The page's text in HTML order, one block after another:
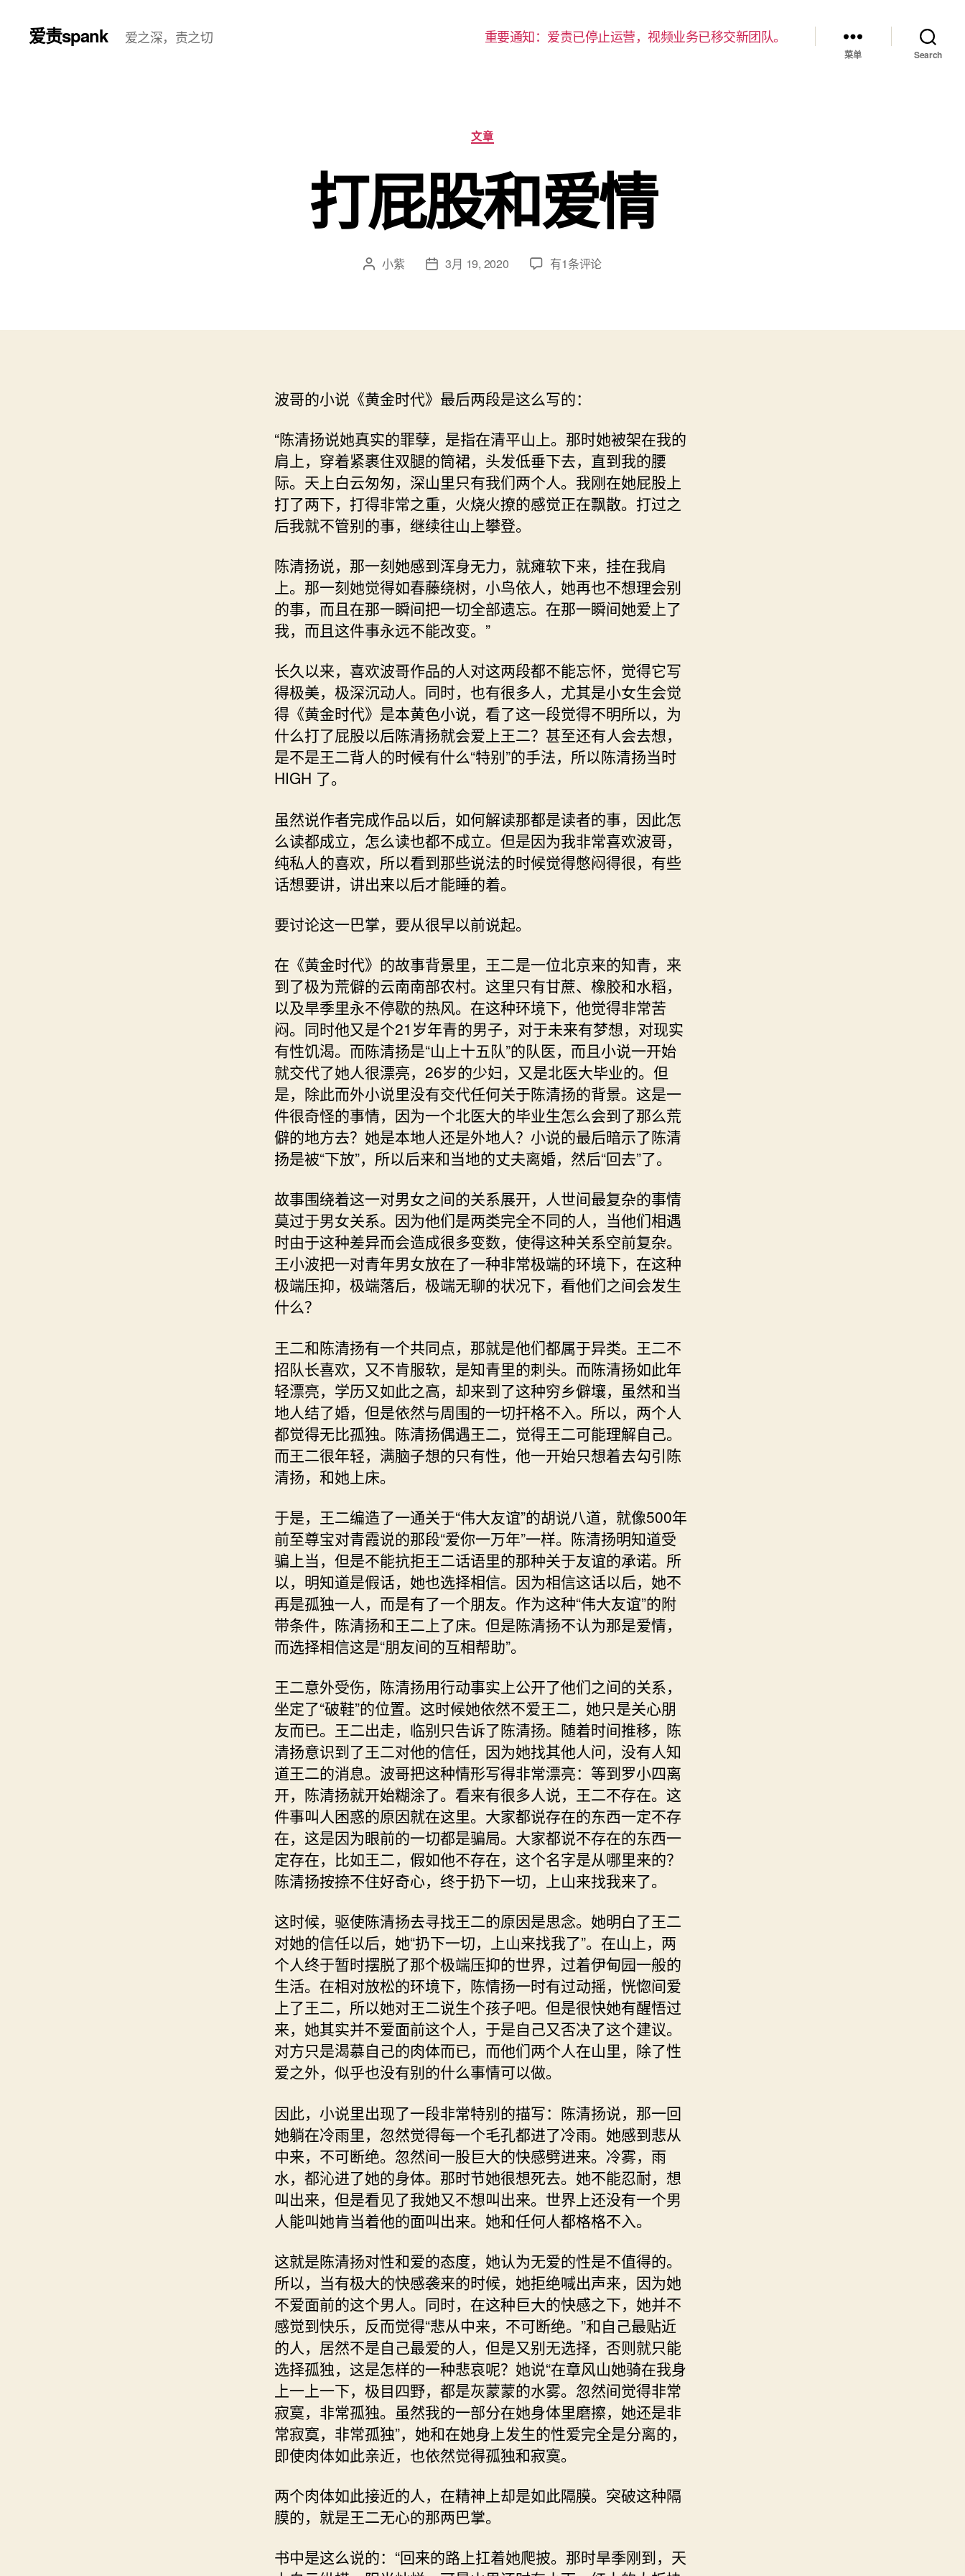
爱责spank 爱之深，责之切 重要通知：爱责已停止运营，视频业务已移交新团队。
菜单 Search
分
类
文章
打屁股和爱情
文 小紫
发 3月 19, 2020
打
爱
有1条评论
波哥的小说《黄金时代》最后两段是这么写的：
“陈清扬说她真实的罪孽，是指在清平山上。那时她被架在我的
肩上，穿着紧裹住双腿的筒裙，头发低垂下去，直到我的腰
际。天上白云匆匆，深山里只有我们两个人。我刚在她屁股上
打了两下，打得非常之重，火烧火撩的感觉正在飘散。打过之
后我就不管别的事，继续往山上攀登。
陈清扬说，那一刻她感到浑身无力，就瘫软下来，挂在我肩
上。那一刻她觉得如春藤绕树，小鸟依人，她再也不想理会别
的事，而且在那一瞬间把一切全部遗忘。在那一瞬间她爱上了
我，而且这件事永远不能改变。”
长久以来，喜欢波哥作品的人对这两段都不能忘怀，觉得它写
得极美，极深沉动人。同时，也有很多人，尤其是小女生会觉
得《黄金时代》是本黄色小说，看了这一段觉得不明所以，为
什么打了屁股以后陈清扬就会爱上王二？甚至还有人会去想，
是不是王二背人的时候有什么“特别”的手法，所以陈清扬当时
HIGH 了。
虽然说作者完成作品以后，如何解读那都是读者的事，因此怎
么读都成立，怎么读也都不成立。但是因为我非常喜欢波哥，
纯私人的喜欢，所以看到那些说法的时候觉得憋闷得很，有些
话想要讲，讲出来以后才能睡的着。
要讨论这一巴掌，要从很早以前说起。
在《黄金时代》的故事背景里，王二是一位北京来的知青，来
到了极为荒僻的云南南部农村。这里只有甘蔗、橡胶和水稻，
以及旱季里永不停歇的热风。在这种环境下，他觉得非常苦
闷。同时他又是个21岁年青的男子，对于未来有梦想，对现实
有性饥渴。而陈清扬是“山上十五队”的队医，而且小说一开始
就交代了她人很漂亮，26岁的少妇，又是北医大毕业的。但
是，除此而外小说里没有交代任何关于陈清扬的背景。这是一
件很奇怪的事情，因为一个北医大的毕业生怎么会到了那么荒
僻的地方去？她是本地人还是外地人？小说的最后暗示了陈清
扬是被“下放”，所以后来和当地的丈夫离婚，然后“回去”了。
故事围绕着这一对男女之间的关系展开，人世间最复杂的事情
莫过于男女关系。因为他们是两类完全不同的人，当他们相遇
时由于这种差异而会造成很多变数，使得这种关系空前复杂。
王小波把一对青年男女放在了一种非常极端的环境下，在这种
极端压抑，极端落后，极端无聊的状况下，看他们之间会发生
什么？
王二和陈清扬有一个共同点，那就是他们都属于异类。王二不
招队长喜欢，又不肯服软，是知青里的刺头。而陈清扬如此年
轻漂亮，学历又如此之高，却来到了这种穷乡僻壤，虽然和当
地人结了婚，但是依然与周围的一切扞格不入。所以，两个人
都觉得无比孤独。陈清扬偶遇王二，觉得王二可能理解自己。
而王二很年轻，满脑子想的只有性，他一开始只想着去勾引陈
清扬，和她上床。
于是，王二编造了一通关于“伟大友谊”的胡说八道，就像500年
前至尊宝对青霞说的那段“爱你一万年”一样。陈清扬明知道受
骗上当，但是不能抗拒王二话语里的那种关于友谊的承诺。所
以，明知道是假话，她也选择相信。因为相信这话以后，她不
再是孤独一人，而是有了一个朋友。作为这种“伟大友谊”的附
带条件，陈清扬和王二上了床。但是陈清扬不认为那是爱情，
而选择相信这是“朋友间的互相帮助”。
王二意外受伤，陈清扬用行动事实上公开了他们之间的关系，
坐定了“破鞋”的位置。这时候她依然不爱王二，她只是关心朋
友而已。王二出走，临别只告诉了陈清扬。随着时间推移，陈
清扬意识到了王二对他的信任，因为她找其他人问，没有人知
道王二的消息。波哥把这种情形写得非常漂亮：等到罗小四离
开，陈清扬就开始糊涂了。看来有很多人说，王二不存在。这
件事叫人困惑的原因就在这里。大家都说存在的东西一定不存
在，这是因为眼前的一切都是骗局。大家都说不存在的东西一
定存在，比如王二，假如他不存在，这个名字是从哪里来的？
陈清扬按捺不住好奇心，终于扔下一切，上山来找我来了。
这时候，驱使陈清扬去寻找王二的原因是思念。她明白了王二
对她的信任以后，她“扔下一切，上山来找我了”。在山上，两
个人终于暂时摆脱了那个极端压抑的世界，过着伊甸园一般的
生活。在相对放松的环境下，陈情扬一时有过动摇，恍惚间爱
上了王二，所以她对王二说生个孩子吧。但是很快她有醒悟过
来，她其实并不爱面前这个人，于是自己又否决了这个建议。
对方只是渴慕自己的肉体而已，而他们两个人在山里，除了性
爱之外，似乎也没有别的什么事情可以做。
因此，小说里出现了一段非常特别的描写：陈清扬说，那一回
她躺在冷雨里，忽然觉得每一个毛孔都进了冷雨。她感到悲从
中来，不可断绝。忽然间一股巨大的快感劈进来。冷雾，雨
水，都沁进了她的身体。那时节她很想死去。她不能忍耐，想
叫出来，但是看见了我她又不想叫出来。世界上还没有一个男
人能叫她肯当着他的面叫出来。她和任何人都格格不入。
这就是陈清扬对性和爱的态度，她认为无爱的性是不值得的。
所以，当有极大的快感袭来的时候，她拒绝喊出声来，因为她
不爱面前的这个男人。同时，在这种巨大的快感之下，她并不
感觉到快乐，反而觉得“悲从中来，不可断绝。”和自己最贴近
的人，居然不是自己最爱的人，但是又别无选择，否则就只能
选择孤独，这是怎样的一种悲哀呢？她说“在章风山她骑在我身
上一上一下，极目四野，都是灰蒙蒙的水雾。忽然间觉得非常
寂寞，非常孤独。虽然我的一部分在她身体里磨擦，她还是非
常寂寞，非常孤独”，她和在她身上发生的性爱完全是分离的，
即使肉体如此亲近，也依然觉得孤独和寂寞。
两个肉体如此接近的人，在精神上却是如此隔膜。突破这种隔
膜的，就是王二无心的那两巴掌。
书中是这么说的：“回来的路上扛着她爬披。那时旱季刚到，天